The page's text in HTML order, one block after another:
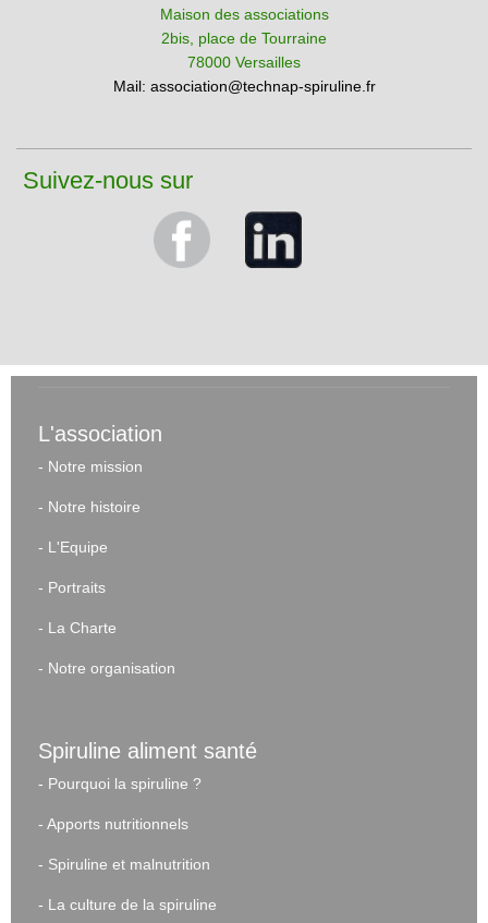
Maison des associations
2bis, place de Tourraine
78000 Versailles
Mail: association@technap-spiruline.fr
Suivez-nous sur
L'association
- Notre mission
- Notre histoire
- L'Equipe
- Portraits
- La Charte
- Notre organisation
Spiruline aliment santé
- Pourquoi la spiruline ?
- Apports nutritionnels
- Spiruline et malnutrition
- La culture de la spiruline